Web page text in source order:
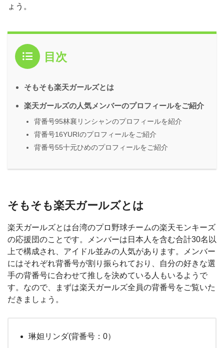
ょう。
目次
そもそも楽天ガールズとは
楽天ガールズの人気メンバーのプロフィールをご紹介
背番号95林襄リンシャンのプロフィールを紹介
背番号16YURIのプロフィールをご紹介
背番号55十元ひめのプロフィールをご紹介
そもそも楽天ガールズとは
楽天ガールズとは台湾のプロ野球チームの楽天モンキーズ
の応援団のことです。メンバーは日本人を含む合計30名以
上で構成され、アイドル並みの人気があります。メンバー
にはそれぞれ背番号が割り振られており、自分の好きな選
手の背番号に合わせて推しを決めている人もいるようで
す。なので、まずは楽天ガールズ全員の背番号をご覧いた
だきましょう。
琳妲リンダ(背番号：0）